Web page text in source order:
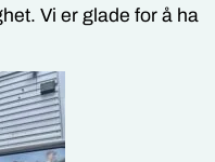
Vi er glade for å ha